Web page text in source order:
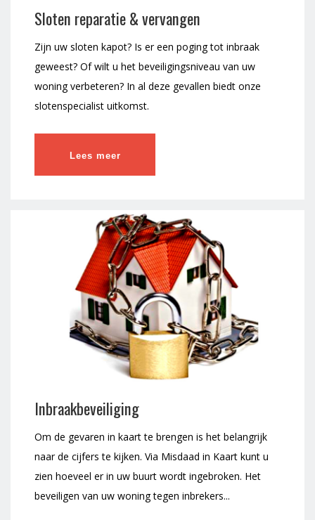
Sloten reparatie & vervangen
Zijn uw sloten kapot? Is er een poging tot inbraak
geweest? Of wilt u het beveiligingsniveau van uw
woning verbeteren? In al deze gevallen biedt onze
slotenspecialist uitkomst.
Lees meer
Inbraakbeveiliging
Om de gevaren in kaart te brengen is het belangrijk
naar de cijfers te kijken. Via Misdaad in Kaart kunt u
zien hoeveel er in uw buurt wordt ingebroken. Het
beveiligen van uw woning tegen inbrekers...